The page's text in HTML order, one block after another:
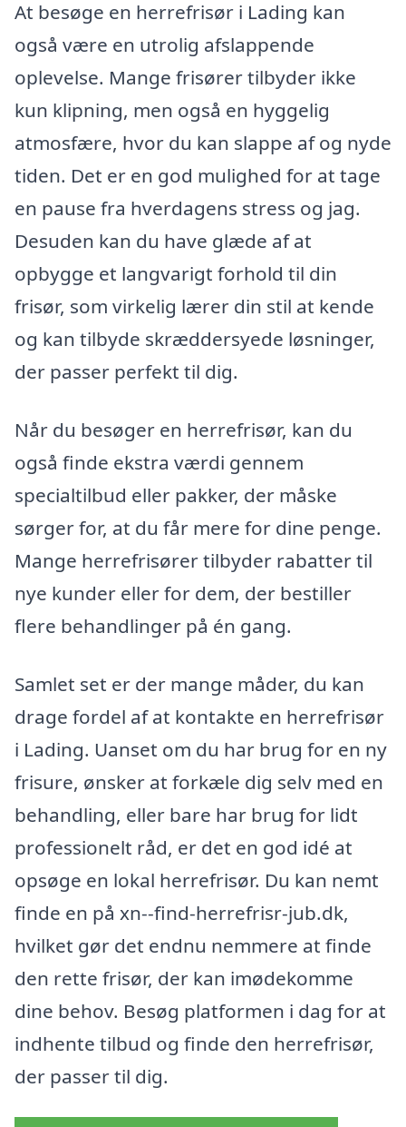
At besøge en herrefrisør i Lading kan
også være en utrolig afslappende
oplevelse. Mange frisører tilbyder ikke
kun klipning, men også en hyggelig
atmosfære, hvor du kan slappe af og nyde
tiden. Det er en god mulighed for at tage
en pause fra hverdagens stress og jag.
Desuden kan du have glæde af at
opbygge et langvarigt forhold til din
frisør, som virkelig lærer din stil at kende
og kan tilbyde skræddersyede løsninger,
der passer perfekt til dig.
Når du besøger en herrefrisør, kan du
også finde ekstra værdi gennem
specialtilbud eller pakker, der måske
sørger for, at du får mere for dine penge.
Mange herrefrisører tilbyder rabatter til
nye kunder eller for dem, der bestiller
flere behandlinger på én gang.
Samlet set er der mange måder, du kan
drage fordel af at kontakte en herrefrisør
i Lading. Uanset om du har brug for en ny
frisure, ønsker at forkæle dig selv med en
behandling, eller bare har brug for lidt
professionelt råd, er det en god idé at
opsøge en lokal herrefrisør. Du kan nemt
finde en på xn--find-herrefrisr-jub.dk,
hvilket gør det endnu nemmere at finde
den rette frisør, der kan imødekomme
dine behov. Besøg platformen i dag for at
indhente tilbud og finde den herrefrisør,
der passer til dig.